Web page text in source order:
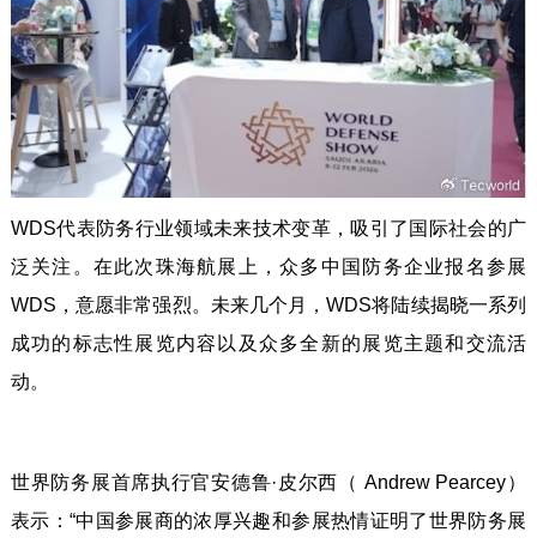
WDS代表防务行业领域未来技术变革，吸引了国际社会的广
泛关注。在此次珠海航展上，众多中国防务企业报名参展
WDS，意愿非常强烈。未来几个月，WDS将陆续揭晓一系列
成功的标志性展览内容以及众多全新的展览主题和交流活
动。
世界防务展首席执行官安德鲁·皮尔西（ Andrew Pearcey）
表示：“中国参展商的浓厚兴趣和参展热情证明了世界防务展